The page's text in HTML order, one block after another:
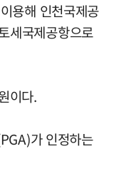
용해 인천국제공
세국제공항으로
이다.
가 인정하는